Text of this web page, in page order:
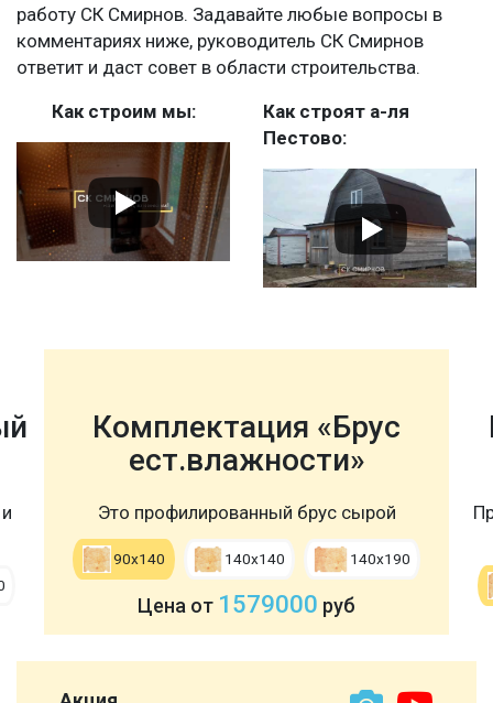
работу СК Смирнов. Задавайте любые вопросы в
комментариях ниже, руководитель СК Смирнов
ответит и даст совет в области строительства.
Как строим мы:
Как строят а-ля
Пестово:
Комплектация «Брус
ест.влажности»
Это профилированный брус сырой
90х140 140х140 140х190
Цена от 1579000 руб